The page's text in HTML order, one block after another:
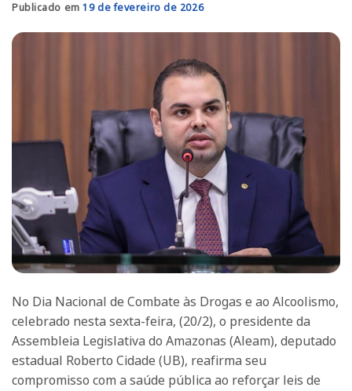
Publicado em19 de fevereiro de 2026
No Dia Nacional de Combate às Drogas e ao Alcoolismo,
celebrado nesta sexta-feira, (20/2), o presidente da
Assembleia Legislativa do Amazonas (Aleam), deputado
estadual Roberto Cidade (UB), reafirma seu
compromisso com a saúde pública ao reforçar leis de